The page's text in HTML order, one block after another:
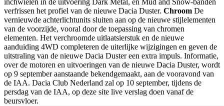
inchwielen in de uitvoering Dark Metal, en Mud and Snow-banden
verfrissen het profiel van de nieuwe Dacia Duster. Chroom De
vernieuwde achterlichtunits sluiten aan op de nieuwe stijlelementen
van de voorzijde, vooral door de toepassing van chromen
elementen. Het verchroomde uitlaatsierstuk en de nieuwe
aanduiding 4WD completeren de uiterlijke wijzigingen en geven de
uitstraling van de nieuwe Dacia Duster een extra impuls. Informatie,
over de motoren en uitvoeringen van de nieuwe Dacia Duster, wordt
op 9 september aanstaande bekendgemaakt, aan de vooravond van
de IAA. Dacia Club Nederland zal op 10 september, tijdens de
persdag van de IAA, op deze site live verslag doen vanaf de
beursvloer.